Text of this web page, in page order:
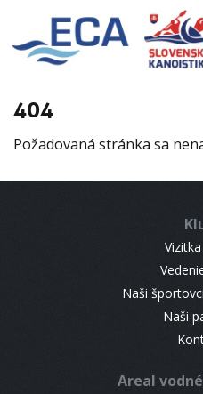
404
Požadovaná stránka sa
Naši
Naši
Areal